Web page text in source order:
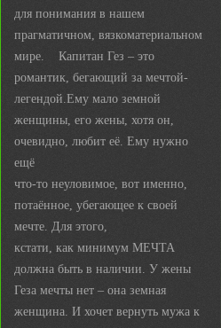
для понимания в нашем
прагматичном, вязкоматериальном
мире. Капитан Гез – это
романтик, бегающий за мечтой-
легендой.Ему мало земной
женщины, его жены, хотя он,
очевидно, любит её. Ему нужно
ещё
что-то неуловимое, вот именно,
потаённое, убегающее к своей
мечте. Для этого,
кстати, как минимум МЕЧТА
должна быть в наличии. У жены
Геза мечты нет – она земная
женщина. И хочет вернуть мужа к